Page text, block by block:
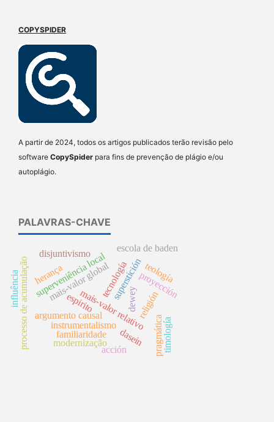
COPYSPIDER
A partir de 2024, todos os artigos publicados terão revisão pelo
software CopySpider para fins de prevenção de plágio e/ou
autoplágio.
PALAVRAS-CHAVE
argumento causal
supersticiónproyección
processo de acumulação mais-valor global
mais-valor relativo
superveniência local
disjuntivismo
religión
tecnología
instrumentalismo
dewey
teología
espirito
influência
familiaridade
escola de baden
dasein
herança
modernização pragmáticatimología
acción